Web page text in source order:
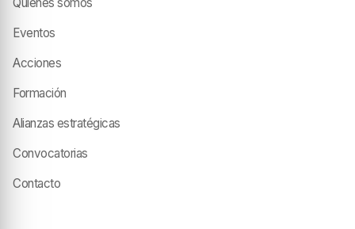
Eventos
Acciones
Formación
Alianzas estratégicas
Convocatorias
Contacto